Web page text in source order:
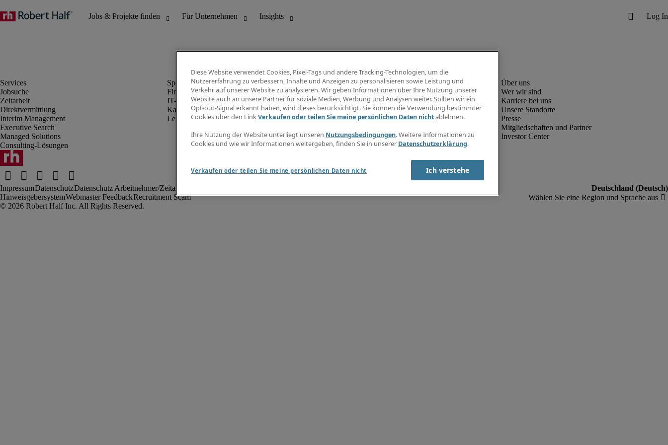
Jobsuche
Zeitarbeit
Direktvermittlung
Interim Management
Executive Search
Managed Solutions
Consulting-Lösungen
Finanz- & Rechnungswesen
IT-Bereich
Kaufmännischer Bereich
Legal
Info Center
Jobübersicht
Gehaltsübersicht
E-Learning
Wer wir sind
Karriere bei uns
Unsere Standorte
Presse
Mitgliedschaften und Partner
Investor Center
ImpressumDatenschutzDatenschutz Arbeitnehmer/Zeitarbeitskräfte
HinweisgebersystemWebmaster FeedbackRecruitment Scam
Diese Website verwendet Cookies, Pixel-Tags und andere Tracking-Technologien, um die
Nutzererfahrung zu verbessern, Inhalte und Anzeigen zu personalisieren sowie Leistung und
Verkehr auf unserer Website zu analysieren. Wir geben Informationen über Ihre Nutzung unserer
Website auch an unsere Partner für soziale Medien, Werbung und Analysen weiter. Sollten wir ein
Opt-out-Signal erkannt haben, wird dieses berücksichtigt. Sie können die Verwendung bestimmter
Cookies über den LinkVerkaufen oder teilen Sie meine persönlichen Daten nichtablehnen.
Ihre Nutzung der Website unterliegt unseren Nutzungsbedingungen. Weitere Informationen zu
Cookies und wie wir Informationen weitergeben, finden Sie in unserer Datenschutzerklärung.
Verkaufen oder teilen Sie meine persönlichen Daten nicht Ich verstehe